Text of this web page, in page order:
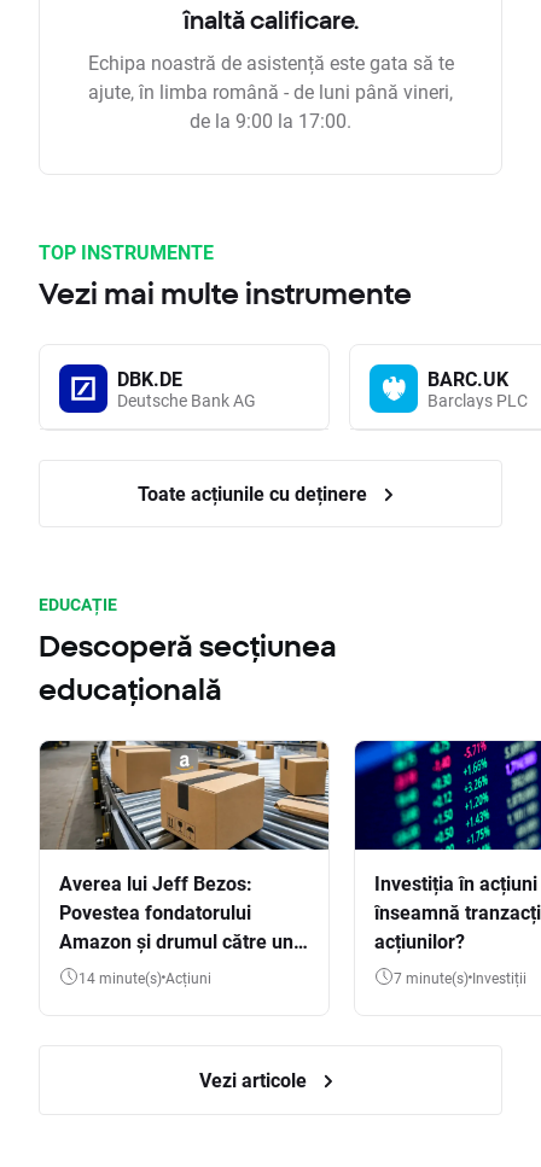
înaltă calificare.
Echipa noastră de asistență este gata să te
ajute, în limba română - de luni până vineri,
de la 9:00 la 17:00.
TOP INSTRUMENTE
Vezi mai multe instrumente
DBK.DE
Deutsche Bank AG
BARC.UK
Barclays PLC
Toate acțiunile cu deținere
EDUCAȚIE
Descoperă secțiunea
educațională
Averea lui Jeff Bezos:
Povestea fondatorului
Amazon și drumul către una
dintre cele mai mari averi
14 minute(s) Acțiuni
Investiția în
înseamnă
acțiunilor?
7 minute(s) Investiții
Vezi articole